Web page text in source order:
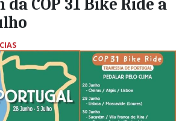
da COP 31 Bike Ride a